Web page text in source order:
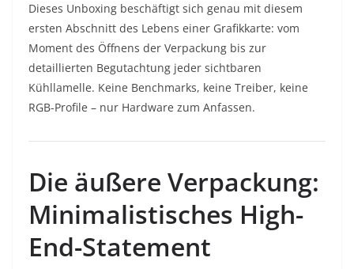
Dieses Unboxing beschäftigt sich genau mit diesem
ersten Abschnitt des Lebens einer Grafikkarte: vom
Moment des Öffnens der Verpackung bis zur
detaillierten Begutachtung jeder sichtbaren
Kühllamelle. Keine Benchmarks, keine Treiber, keine
RGB-Profile – nur Hardware zum Anfassen.
Die äußere Verpackung:
Minimalistisches High-
End-Statement